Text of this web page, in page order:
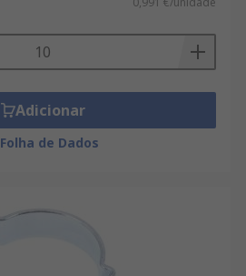
Adicionar
Folha de Dados